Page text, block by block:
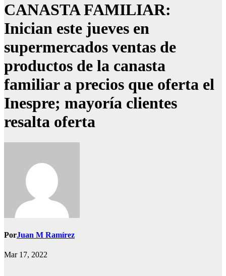
CANASTA FAMILIAR:
Inician este jueves en
supermercados ventas de
productos de la canasta
familiar a precios que oferta el
Inespre; mayoría clientes
resalta oferta
PorJuan M Ramírez
Mar 17, 2022